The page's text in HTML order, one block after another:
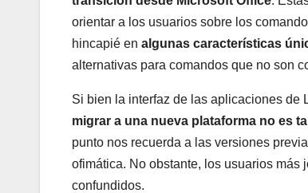
orientar a los usuarios sobre los
hincapié en algunas características
alternativas para comandos que no son
Si bien la interfaz de las aplicaciones de
migrar a una nueva plataforma no es
punto nos recuerda a las versiones
ofimática. No obstante, los usuarios
confundidos.